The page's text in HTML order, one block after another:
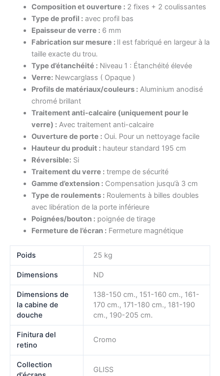
Composition et ouverture :2 fixes + 2 coulissantes
Type de profil :avec profil bas
Epaisseur de verre :6 mm
Fabrication sur mesure : Il est fabriqué en largeur à la
taille exacte du trou.
Type d’étanchéité :Niveau 1 : Étanchéité élevée
Verre:Newcarglass ( Opaque )
Profils de matériaux/couleurs :Aluminium anodisé
chromé brillant
Traitement anti-calcaire (uniquement pour le
verre) :Avec traitement anti-calcaire
Ouverture de porte :Oui. Pour un nettoyage facile
Hauteur du produit :hauteur standard 195 cm
Réversible:Si
Traitement du verre :trempe de sécurité
Gamme d’extension :Compensation jusqu’à 3 cm
Type de roulements :Roulements à billes doubles
avec libération de la porte inférieure
Poignées/bouton :poignée de tirage
Fermeture de l’écran :Fermeture magnétique
Poids 25 kg
Dimensions ND
Dimensions de
la cabine de
douche
138-150 cm., 151-160 cm., 161-
170 cm., 171-180 cm., 181-190
cm., 190-205 cm.
Finitura del
retino
Cromo
Collection
GLISS